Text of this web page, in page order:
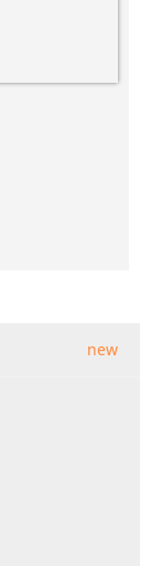
new